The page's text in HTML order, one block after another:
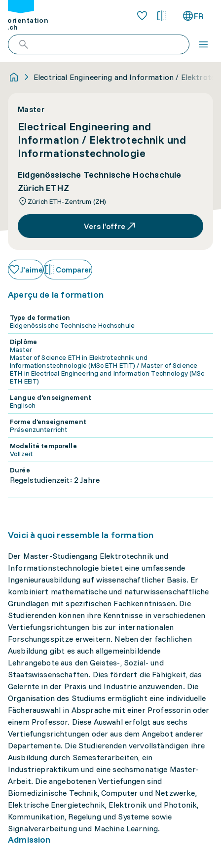
orientation
.ch
FR
Electrical Engineering and Information /
Master
Electrical Engineering and
Information / Elektrotechnik und
Informationstechnologie
Eidgenössische Technische Hochschule
Zürich ETHZ
Zürich ETH-Zentrum (ZH)
Vers l’offre
J'aime Comparer
Aperçu de la formation
Type de formation
Eidgenössische Technische Hochschule
Diplôme
Master
Master of Science ETH in Elektrotechnik und
Informationstechnologie (MSc ETH ETIT) / Master of Science
ETH in Electrical Engineering and Information Technology (MSc
ETH EEIT)
Langue d'enseignement
Englisch
Forme d'enseignement
Präsenzunterricht
Modalité temporelle
Vollzeit
Durée
Regelstudienzeit: 2 Jahre
Voici à quoi ressemble la formation
Der Master-Studiengang Elektrotechnik und
Informationstechnologie bietet eine umfassende
Ingenieurausbildung auf wissenschaftlicher Basis. Er
kombiniert mathematische und naturwissenschaftliche
Grundlagen mit spezifischen Fachkenntnissen. Die
Studierenden können ihre Kenntnisse in verschiedenen
Vertiefungsrichtungen bis zur internationalen
Forschungsspitze erweitern. Neben der fachlichen
Ausbildung gibt es auch allgemeinbildende
Lehrangebote aus den Geistes-, Sozial- und
Staatswissenschaften. Dies fördert die Fähigkeit, das
Gelernte in der Praxis und Industrie anzuwenden. Die
Organisation des Studiums ermöglicht eine individuelle
Fächerauswahl in Absprache mit einer Professorin oder
einem Professor. Diese Auswahl erfolgt aus sechs
Vertiefungsrichtungen oder aus dem Angebot anderer
Departemente. Die Studierenden vervollständigen ihre
Ausbildung durch Semesterarbeiten, ein
Industriepraktikum und eine sechsmonatige Master-
Arbeit. Die angebotenen Vertiefungen sind
Biomedizinische Technik, Computer und Netzwerke,
Elektrische Energietechnik, Elektronik und Photonik,
Kommunikation, Regelung und Systeme sowie
Signalverarbeitung und Machine Learning.
Admission